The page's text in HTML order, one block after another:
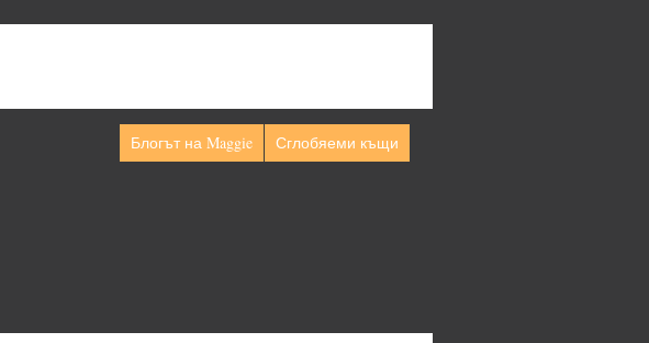
Блогът на Maggie Сглобяеми къщи